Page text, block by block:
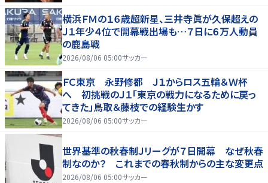
横浜ＦＭの１６歳超新星、三井寺眞が久保超えの
Ｊ１年少４位で開幕戦出場も…７日に６万人動員
の鹿島戦
2026/08/06 05:00サッカー
ＦＣ東京 永野修都 Ｊ１からロス五輪＆Ｗ杯
へ 初挑戦のＪ１「東京の戦力になるために戻っ
てきた」鳥取＆藤枝での経験生かす
2026/08/06 05:00サッカー
世界基準の秋春制Ｊリーグが７日開幕 なぜ秋春
制なのか？ これまでの春秋制からの主な変更点
2026/08/06 05:00サッカー